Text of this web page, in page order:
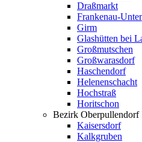
Draßmarkt
Frankenau-
Girm
Glashütten bei
Großmutschen
Großwarasdorf
Haschendorf
Helenenschacht
Hochstraß
Horitschon
Bezirk Oberpullendorf
Kaisersdorf
Kalkgruben